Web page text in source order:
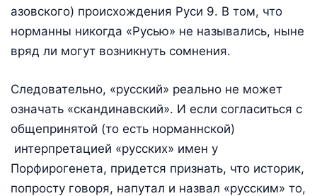
азовского) происхождения Руси 9. В том, что
норманны никогда «Русью» не назывались, ныне
вряд ли могут возникнуть сомнения.
Следовательно, «русский» реально не может
означать «скандинавский». И если согласиться с
общепринятой (то есть норманнской)
интерпретацией «русских» имен у
Порфирогенета, придется признать, что историк,
попросту говоря, напутал и назвал «русским» то,